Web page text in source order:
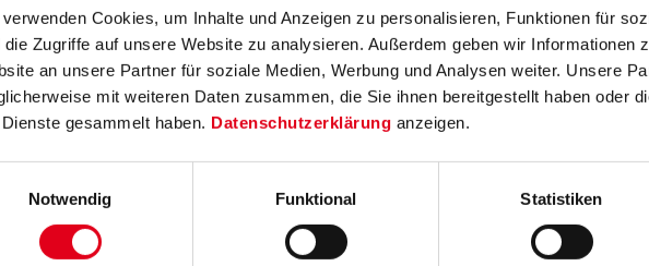
Cookies, um Inhalte und Anzeigen zu personalisieren, Funktionen für
die Zugriffe auf unsere Website zu analysieren. Außerdem geben wir Informationen
an unsere Partner für soziale Medien, Werbung und Analysen weiter. Unsere
mit weiteren Daten zusammen, die Sie ihnen bereitgestellt haben oder
gesammelt haben. Datenschutzerklärung anzeigen.
Notwendig
Funktional Statistiken